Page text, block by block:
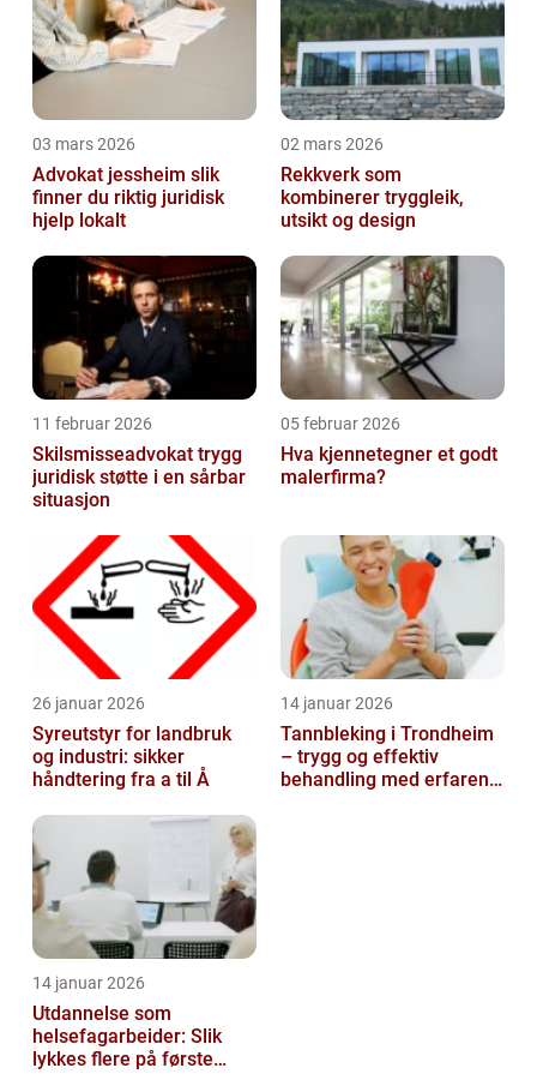
03 mars 2026
Advokat jessheim slik
finner du riktig juridisk
hjelp lokalt
02 mars 2026
Rekkverk som
kombinerer tryggleik,
utsikt og design
11 februar 2026
Skilsmisseadvokat trygg
juridisk støtte i en sårbar
situasjon
05 februar 2026
Hva kjennetegner et godt
malerfirma?
26 januar 2026
Syreutstyr for landbruk
og industri: sikker
håndtering fra a til Å
14 januar 2026
Tannbleking i Trondheim
– trygg og effektiv
behandling med erfaren
14 januar 2026
Utdannelse som
helsefagarbeider: Slik
lykkes flere på første